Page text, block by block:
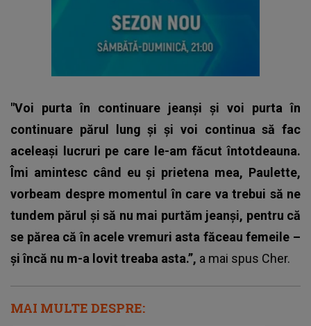
"Voi purta în continuare jeanși și voi purta în
continuare părul lung și și voi continua să fac
aceleași lucruri pe care le-am făcut întotdeauna.
Îmi amintesc când eu și prietena mea, Paulette,
vorbeam despre momentul în care va trebui să ne
tundem părul și să nu mai purtăm jeanși, pentru că
se părea că în acele vremuri asta făceau femeile –
și încă nu m-a lovit treaba asta.”, a mai spus Cher.
MAI MULTE DESPRE: